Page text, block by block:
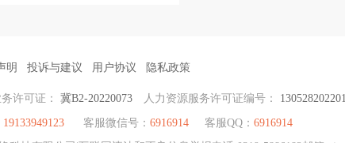
明 投诉与建议 用户协议 隐私政策
许可证： 冀B2-20220073 人力资源服务许可证编号： 130528202201
19133949123 客服微信号： 6916914 客服QQ： 6916914